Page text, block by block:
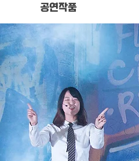
공연작품